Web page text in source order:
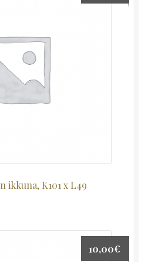
ikkuna, K101 x L49
10,00€